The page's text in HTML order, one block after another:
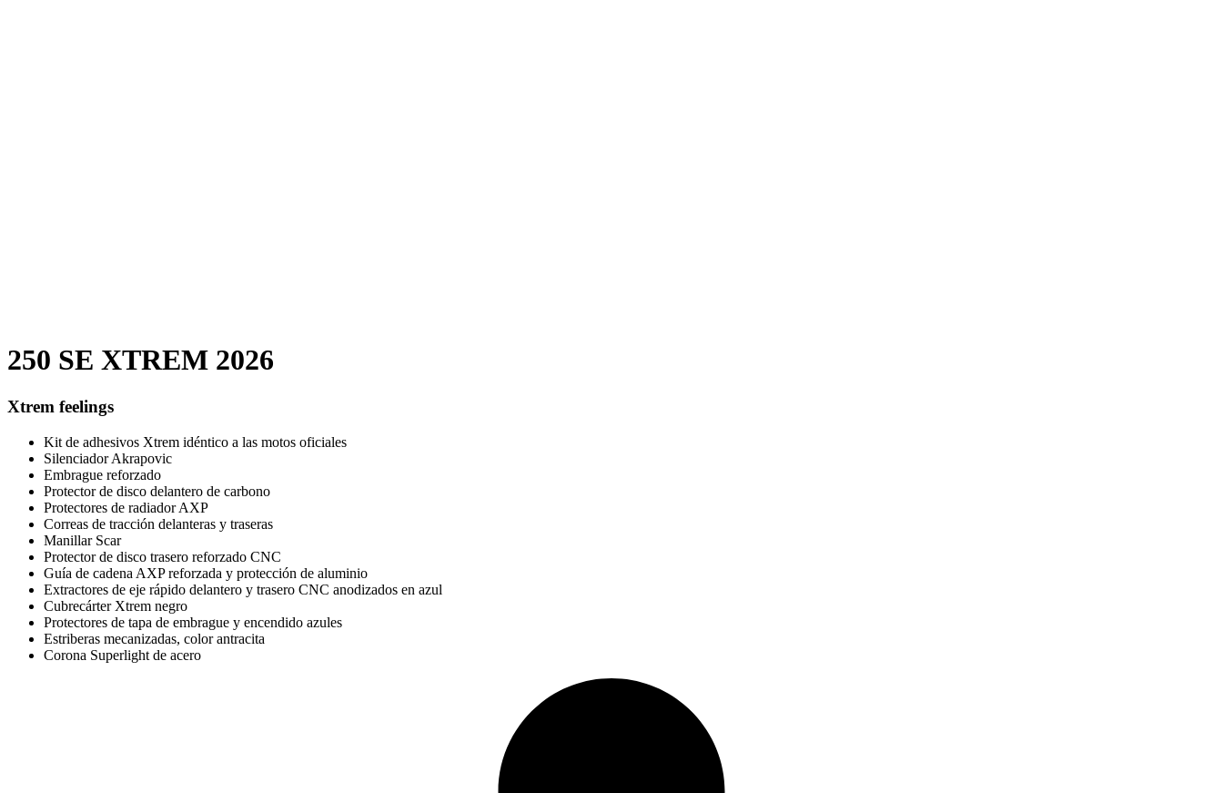
250 SE XTREM 2026
Xtrem feelings
Kit de adhesivos Xtrem idéntico a las motos oficiales
Silenciador Akrapovic
Embrague reforzado
Protector de disco delantero de carbono
Protectores de radiador AXP
Correas de tracción delanteras y traseras
Manillar Scar
Protector de disco trasero reforzado CNC
Guía de cadena AXP reforzada y protección de aluminio
Extractores de eje rápido delantero y trasero CNC anodizados en azul
Cubrecárter Xtrem negro
Protectores de tapa de embrague y encendido azules
Estriberas mecanizadas, color antracita
Corona Superlight de acero